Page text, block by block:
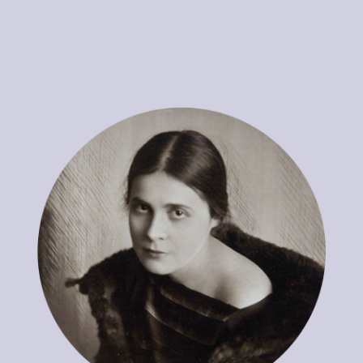
ЛИЛЯ БРИК
МУЗА РУССКОГО АВАНГАРДА
О. БРИКУ